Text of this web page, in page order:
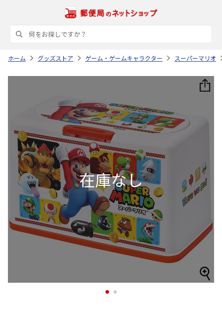
ホーム グッズストア ゲーム・ゲームキャラクター スーパーマリオ
1 2